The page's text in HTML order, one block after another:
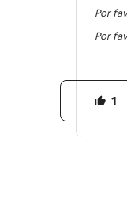
Por
Por
1